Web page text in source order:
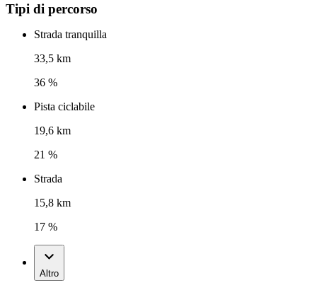
Tipi di percorso
Strada tranquilla
33,5 km
36 %
Pista ciclabile
19,6 km
21 %
Strada
15,8 km
17 %
Altro